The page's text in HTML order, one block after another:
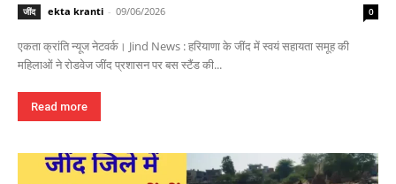
जींद ekta kranti - 09/06/2026 0
एकता क्रांति न्यूज नेटवर्क। Jind News : हरियाणा के जींद में स्वयं सहायता समूह की
महिलाओं ने रोडवेज जींद प्रशासन पर बस स्टैंड की...
Read more